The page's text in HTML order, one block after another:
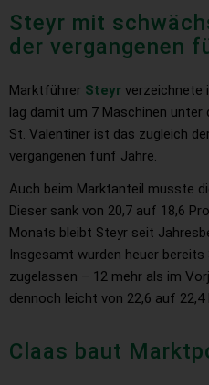
Steyr mit
der vergangenen
Marktführer Steyr verzeichnete
lag damit um 7 Maschinen unter
St. Valentiner ist das zugleich
vergangenen fünf Jahre.
Auch beim Marktanteil musste
Dieser sank von 20,7 auf 18,6
Monats bleibt Steyr seit
Insgesamt wurden heuer
zugelassen – 12 mehr als im
dennoch leicht von 22,6 auf
Claas baut